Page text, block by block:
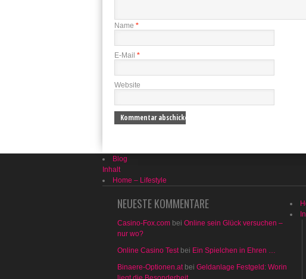
Name *
E-Mail *
Website
Blog
Inhalt
Home – Lifestyle
NEUESTE KOMMENTARE
Casino-Fox.com bei Online sein Glück versuchen –
nur wo?
Online Casino Testbei Ein Spielchen in Ehren …
Binaere-Optionen.atbei Geldanlage Festgeld: Worin